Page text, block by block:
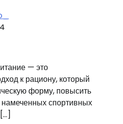
— это
к рациону, который
форму, повысить
спортивных